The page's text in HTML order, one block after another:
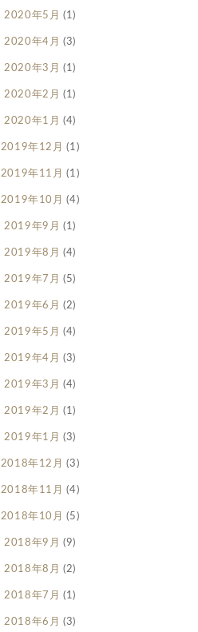
2020年5月 (1)
2020年4月 (3)
2020年3月 (1)
2020年2月 (1)
2020年1月 (4)
2019年12月 (1)
2019年11月 (1)
2019年10月 (4)
2019年9月 (1)
2019年8月 (4)
2019年7月 (5)
2019年6月 (2)
2019年5月 (4)
2019年4月 (3)
2019年3月 (4)
2019年2月 (1)
2019年1月 (3)
2018年12月 (3)
2018年11月 (4)
2018年10月 (5)
2018年9月 (9)
2018年8月 (2)
2018年7月 (1)
2018年6月 (3)